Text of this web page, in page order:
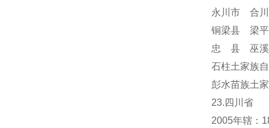
永川市 合
铜梁县 梁
忠 县 巫溪
石柱土家族
彭水苗族土
23.四川省
2005年辖：